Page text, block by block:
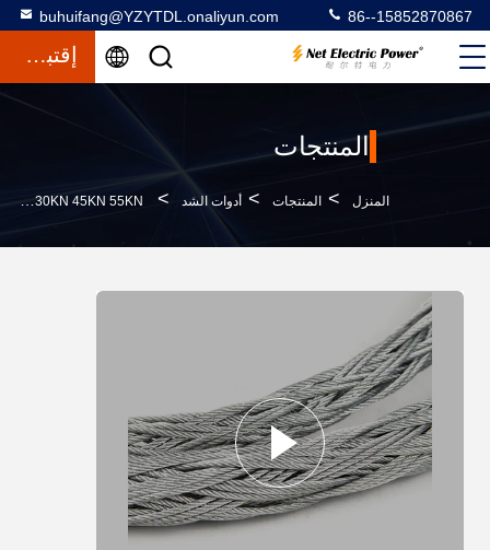
buhuifang@YZYTDL.onaliyun.com 86--15852870867
إقتباس
المنتجات
المنزل > المنتجات > أدوات الشد > 30KN 45KN 55KN شبكة سلك الحبل المشترك للكابل في وسط العقدة السلسة